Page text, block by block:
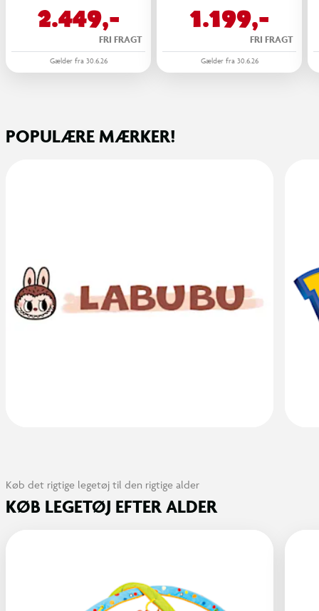
2.449,-
FRI FRAGT
Gælder fra 30.6.26
1.199,-
FRI FRAGT
Gælder fra 30.6.26
POPULÆRE MÆRKER!
Køb det rigtige legetøj til den rigtige alder
KØB LEGETØJ EFTER ALDER